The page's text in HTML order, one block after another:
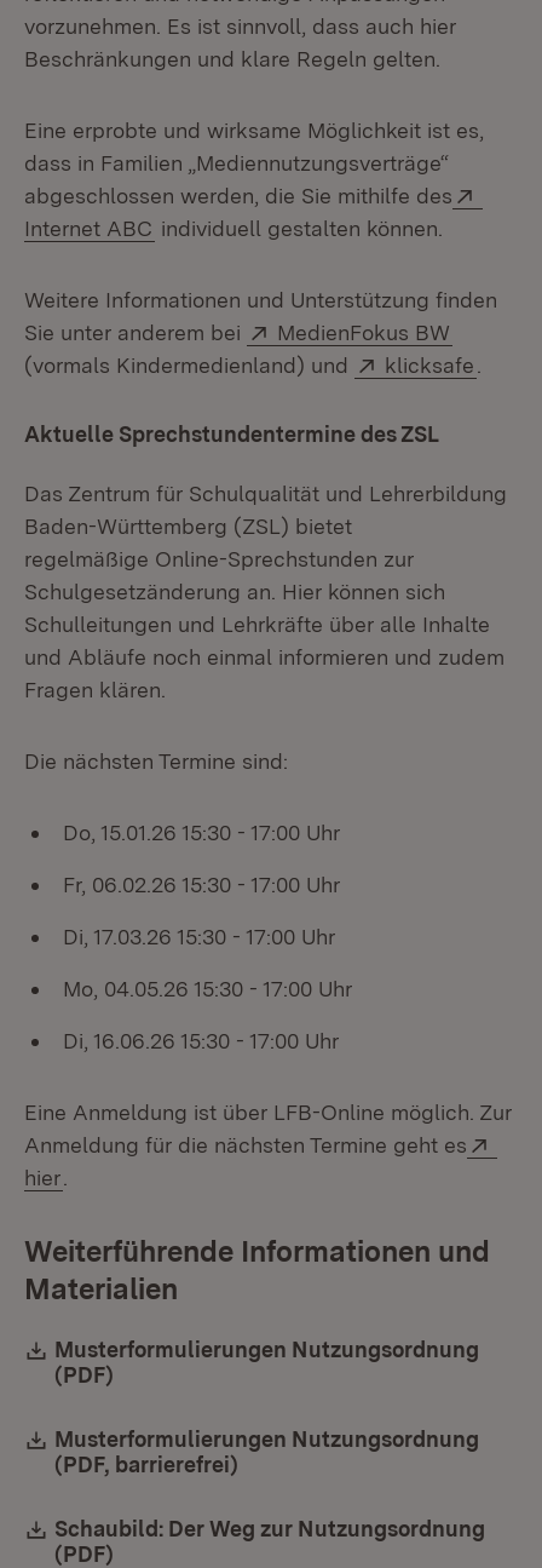
vorzunehmen. Es ist sinnvoll, dass auch hier
Beschränkungen und klare Regeln gelten.
Eine erprobte und wirksame Möglichkeit ist es,
dass in Familien „Mediennutzungsverträge“
abgeschlossen werden, die Sie mithilfe des
Internet ABC (Öffnet in neuem Fenster)
individuell gestalten können.
Weitere Informationen und Unterstützung finden
Sie unter anderem bei
Extern:
MedienFokus BW
(vormals Kindermedienland) und
Extern:
klicksafe
Aktuelle Sprechstundentermine des ZSL
Das Zentrum für Schulqualität und Lehrerbildung
Baden-Württemberg (ZSL) bietet
regelmäßige Online-Sprechstunden zur
Schulgesetzänderung an. Hier können sich
Schulleitungen und Lehrkräfte über alle Inhalte
und Abläufe noch einmal informieren und zudem
Fragen klären.
Die nächsten Termine sind:
Do, 15.01.26 15:30 - 17:00 Uhr
Fr, 06.02.26 15:30 - 17:00 Uhr
Di, 17.03.26 15:30 - 17:00 Uhr
Mo, 04.05.26 15:30 - 17:00 Uhr
Di, 16.06.26 15:30 - 17:00 Uhr
Eine Anmeldung ist über LFB-Online möglich. Zur
Anmeldung für die nächsten Termine geht es
hier
Weiterführende Informationen und
Materialien
Download:
Musterformulierungen Nutzungsordnung
(PDF)
Download:
Musterformulierungen Nutzungsordnung
(PDF, barrierefrei)
Download:
Schaubild: Der Weg zur Nutzungsordnung
(PDF)